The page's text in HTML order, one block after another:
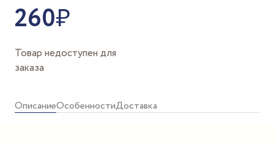
260₽
Товар недоступен для
заказа
ОписаниеОсобенностиДоставка